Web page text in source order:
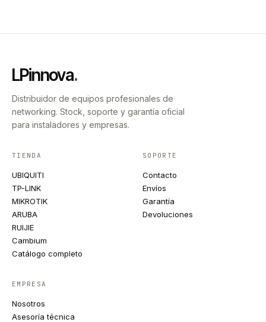
LPinnova.
Distribuidor de equipos profesionales de
networking. Stock, soporte y garantía oficial
para instaladores y empresas.
TIENDA
UBIQUITI
TP-LINK
MIKROTIK
ARUBA
RUIJIE
Cambium
Catálogo completo
SOPORTE
Contacto
Envíos
Garantía
Devoluciones
EMPRESA
Nosotros
Asesoría técnica